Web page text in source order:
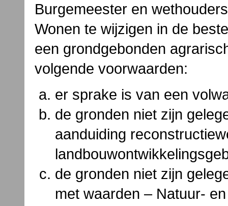
Burgemeester en
Wonen te wijzigen in de
een grondgebonden
volgende voorwaarden:
er sprake is van een
de gronden niet zijn
aanduiding
de gronden niet zijn
met waarden – Natuur-